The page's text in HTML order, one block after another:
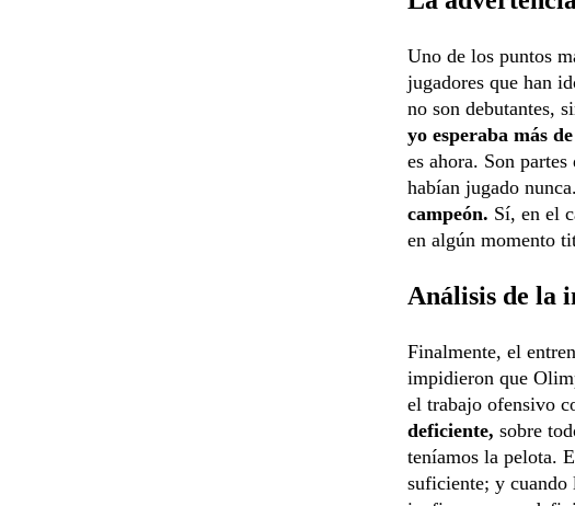
Uno de los puntos
jugadores que han
no son debutantes,
yo esperaba más
es ahora. Son
habían jugado
campeón. Sí, en el
en algún momento
Análisis de la
Finalmente, el
impidieron que
el trabajo ofensivo
deficiente, sobre
teníamos la pelota.
suficiente; y